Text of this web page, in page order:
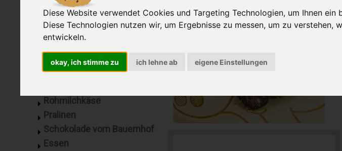
Diese Website verwendet Cookies und Targeting Technologien, um Ihnen ein
Diese Technologien nutzen wir, um Ergebnisse zu messen, um zu
entwickeln.
okay, ich stimme zu ich lehne ab eigene Einstellungen
Aufschnitt
Brühwurst
Hauswurst
Wurst PUR
Wurst zum Grillen
Rohmilchkäse
Pralinen
Schokolade vom Bauernhof
Essen